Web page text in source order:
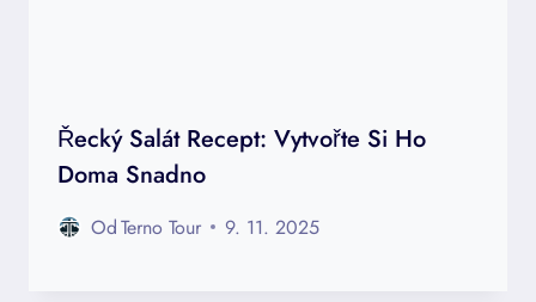
Řecký Salát Recept: Vytvořte Si Ho
Doma Snadno
OdTerno Tour 9. 11. 2025